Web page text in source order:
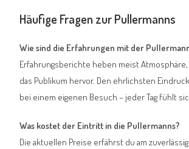
Häufige Fragen zur Pullermanns
Wie sind die Erfahrungen mit der
Erfahrungsberichte heben meist
das Publikum hervor. Den ehrlichsten
bei einem eigenen Besuch – jeder Tag fühlt
Was kostet der Eintritt in die Pullermanns?
Die aktuellen Preise erfährst du am